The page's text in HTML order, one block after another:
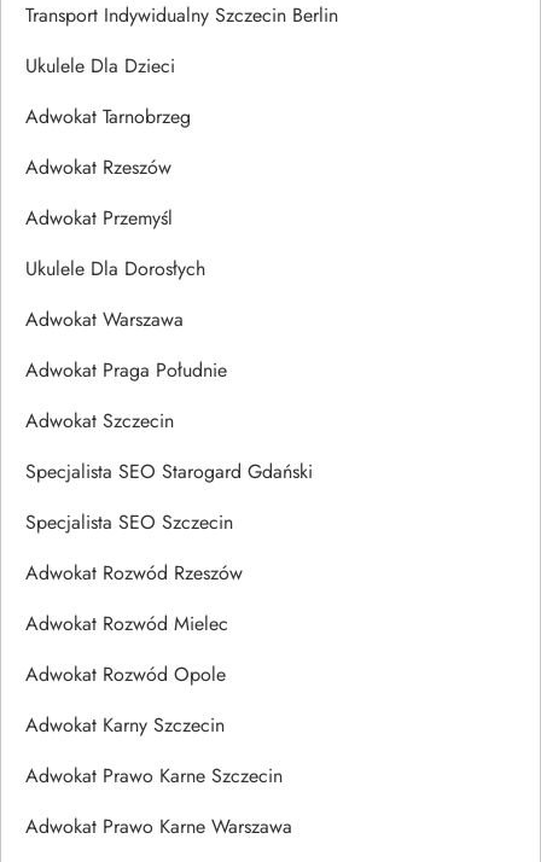
Transport Indywidualny Szczecin Berlin
Ukulele Dla Dzieci
Adwokat Tarnobrzeg
Adwokat Rzeszów
Adwokat Przemyśl
Ukulele Dla Dorosłych
Adwokat Warszawa
Adwokat Praga Południe
Adwokat Szczecin
Specjalista SEO Starogard Gdański
Specjalista SEO Szczecin
Adwokat Rozwód Rzeszów
Adwokat Rozwód Mielec
Adwokat Rozwód Opole
Adwokat Karny Szczecin
Adwokat Prawo Karne Szczecin
Adwokat Prawo Karne Warszawa